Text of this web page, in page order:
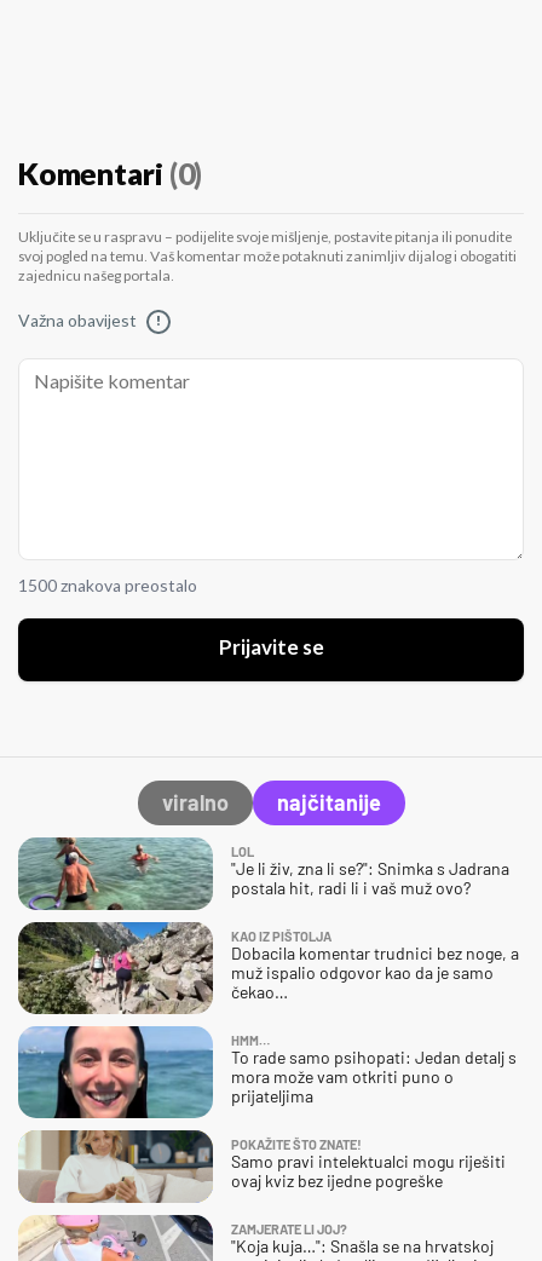
Komentari (0)
Uključite se u raspravu – podijelite svoje mišljenje, postavite pitanja ili ponudite
svoj pogled na temu. Vaš komentar može potaknuti zanimljiv dijalog i obogatiti
zajednicu našeg portala.
Važna obavijest !
1500 znakova preostalo
Prijavite se
viralno najčitanije
LOL
"Je li živ, zna li se?": Snimka s Jadrana
postala hit, radi li i vaš muž ovo?
KAO IZ PIŠTOLJA
Dobacila komentar trudnici bez noge, a
muž ispalio odgovor kao da je samo
čekao…
HMM…
To rade samo psihopati: Jedan detalj s
mora može vam otkriti puno o
prijateljima
POKAŽITE ŠTO ZNATE!
Samo pravi intelektualci mogu riješiti
ovaj kviz bez ijedne pogreške
ZAMJERATE LI JOJ?
"Koja kuja…": Snašla se na hrvatskoj